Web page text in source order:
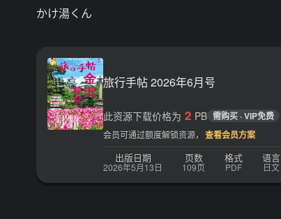
かけ湯くん
旅行手帖 2026年6月号
此资源下载价格为 2 PB 需购买 · VIP免费
会员可通过额度解锁资源， 查看会员方案
出版日期
2026年5月13日
页数
109页
格式
PDF
语言
日文